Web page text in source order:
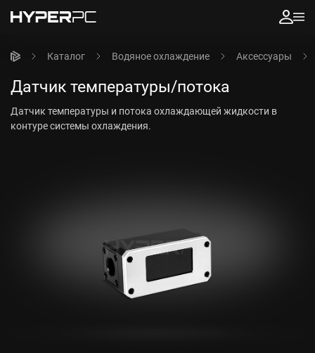
Каталог Водяное охлаждение Аксессуары
Датчик температуры/потока
Датчик температуры и потока охлаждающей жидкости в
контуре системы охлаждения.